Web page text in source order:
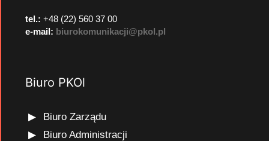
tel.: +48 (22) 560 37 00
e-mail: biurokomunikacji@pkol.pl
Biuro PKOl
Biuro Zarządu
Biuro Administracji